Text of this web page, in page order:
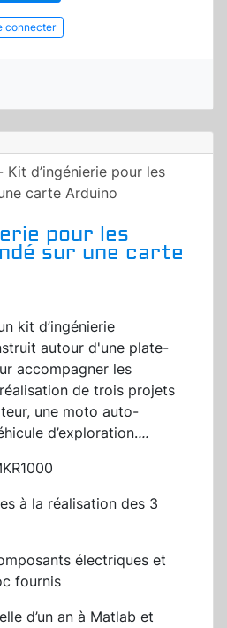
connecter
Kit d’ingénierie pour les
carte Arduino
pour les
sur une carte
kit d’ingénierie
autour d'une plate-
accompagner les
de trois projets
une moto auto-
d’exploration....
à la réalisation des 3
électriques et
fournis
d’un an à Matlab et